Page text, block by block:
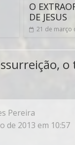
O
DE JESUS
21 de março
Pereira
de 2013 em 10:57